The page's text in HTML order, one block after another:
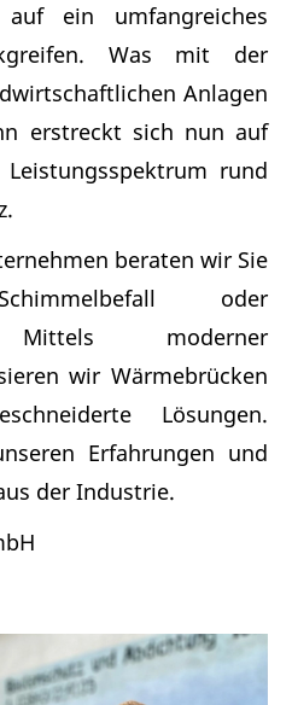
ein umfangreiches
Was mit der
Anlagen
erstreckt sich nun auf
rund
beraten wir Sie
oder
Mittels moderner
wir Wärmebrücken
Lösungen.
Erfahrungen und
der Industrie.